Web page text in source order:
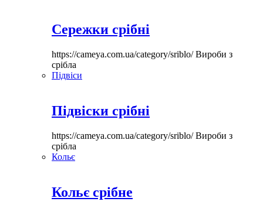
Сережки срібні
https://cameya.com.ua/category/sriblo/Вироби з
срібла
Підвіси
Підвіски срібні
https://cameya.com.ua/category/sriblo/Вироби з
срібла
Кольє
Кольє срібне